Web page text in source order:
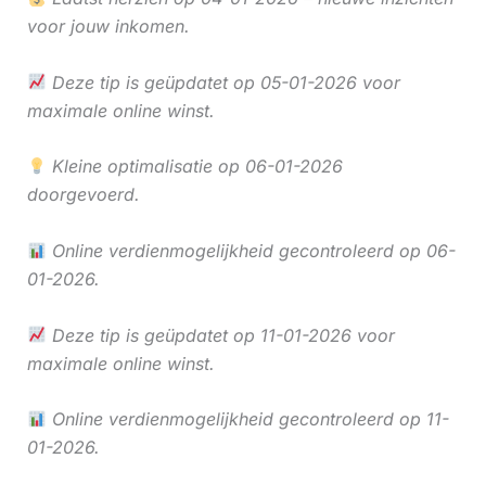
voor jouw inkomen.
Deze tip is geüpdatet op 05-01-2026 voor
maximale online winst.
Kleine optimalisatie op 06-01-2026
doorgevoerd.
Online verdienmogelijkheid gecontroleerd op 06-
01-2026.
Deze tip is geüpdatet op 11-01-2026 voor
maximale online winst.
Online verdienmogelijkheid gecontroleerd op 11-
01-2026.